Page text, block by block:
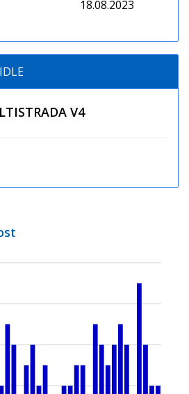
18.08.2023
V4